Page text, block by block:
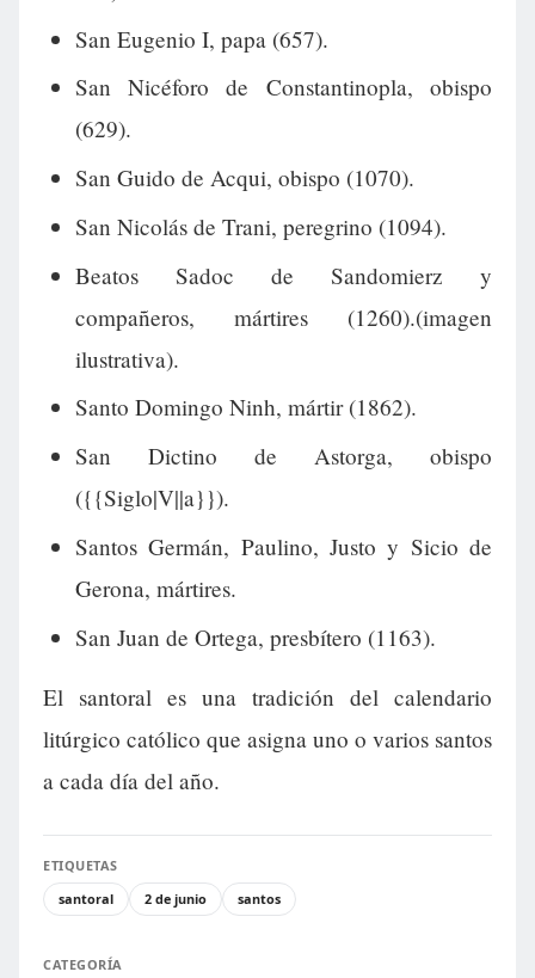
San Eugenio I, papa (657).
San Nicéforo de Constantinopla, obispo
(629).
San Guido de Acqui, obispo (1070).
San Nicolás de Trani, peregrino (1094).
Beatos Sadoc de Sandomierz y
compañeros, mártires (1260).(imagen
ilustrativa).
Santo Domingo Ninh, mártir (1862).
San Dictino de Astorga, obispo
({{Siglo|V||a}}).
Santos Germán, Paulino, Justo y Sicio de
Gerona, mártires.
San Juan de Ortega, presbítero (1163).
El santoral es una tradición del calendario
litúrgico católico que asigna uno o varios santos
a cada día del año.
ETIQUETAS
santoral
2 de junio santos
CATEGORÍA